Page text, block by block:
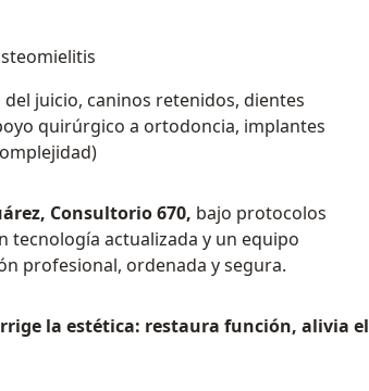
juicio, caninos retenidos, dientes
quirúrgico a ortodoncia, implantes
Consultorio 670, bajo protocolos
tecnología actualizada y un equipo
profesional, ordenada y segura.
la estética: restaura función, alivia el